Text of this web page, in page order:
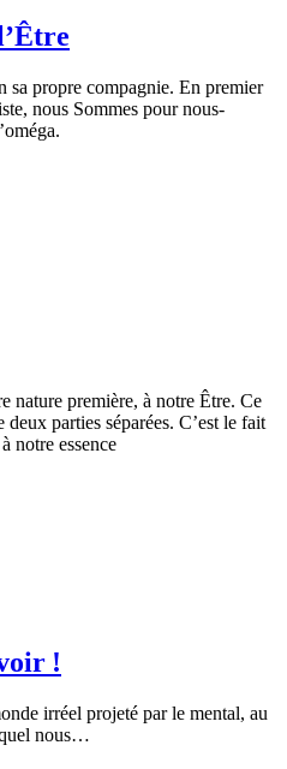
sa propre compagnie. En premier
nous Sommes pour nous-
nature première, à notre Être. Ce
parties séparées. C’est le fait
notre essence
!
irréel projeté par le mental, au
nous…